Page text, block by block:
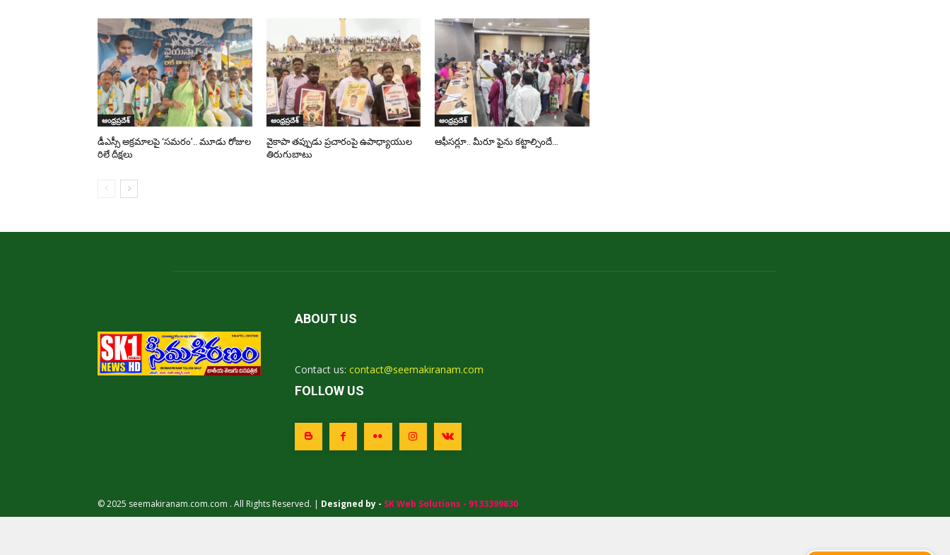
ఆంధ్రప్రదేశ్
డీఎస్సీ అక్రమాలపై ‘సమరం’.. మూడు రోజుల
రిలే దీక్షలు
ఆంధ్రప్రదేశ్
వైకాపా తప్పుడు ప్రచారంపై ఉపాధ్యాయుల
తిరుగుబాటు
ఆంధ్రప్రదేశ్
ఆఫీసర్లూ.. మీరూ ఫైను కట్టాల్సిందే…
ABOUT US
Contact us: contact@seemakiranam.com
FOLLOW US
© 2025 seemakiranam.com.com . All Rights Reserved. | Designed by - SK Web Solutions - 9133399830